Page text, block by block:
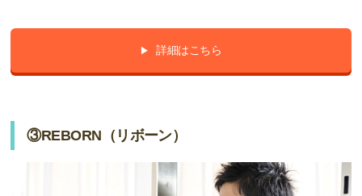
詳細はこちら
③REBORN（リボーン）